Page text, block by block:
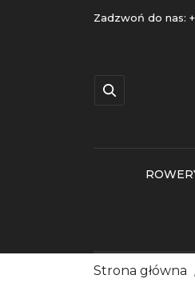
Zadzwoń do nas:
Strona główna